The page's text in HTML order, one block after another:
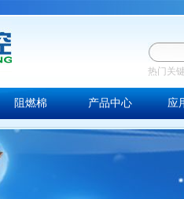
热门关
阻燃棉 产品中心 应